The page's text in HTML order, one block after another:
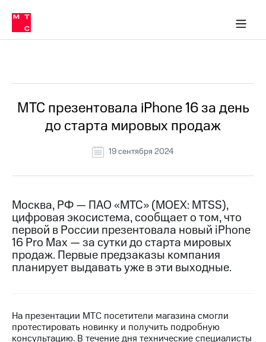
Медиа-центр
и акционерам
Устойчивое развитие
Комплаенс и деловая этика
компании
Карьера
История
компании
Руководство
Контакты
Медиа-центр
Пресс-
релизы
Достижения
в МТС
Пресс-
релизы
о технологиях
МТС презентовала iPhone 16 за день
до старта мировых продаж
19 сентября 2024
Москва, РФ — ПАО «МТС» (MOEX: MTSS),
цифровая экосистема, сообщает о том, что
первой в России презентовала новый iPhone
16 Pro Max — за сутки до старта мировых
продаж. Первые предзаказы компания
планирует выдавать уже в эти выходные.
На презентации МТС посетители магазина смогли
протестировать новинку и получить подробную
консультацию. В течение дня технические специалисты